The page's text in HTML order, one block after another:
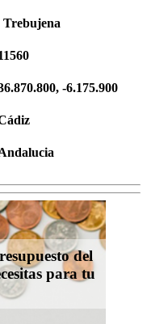
-6.175.900
del
para tu